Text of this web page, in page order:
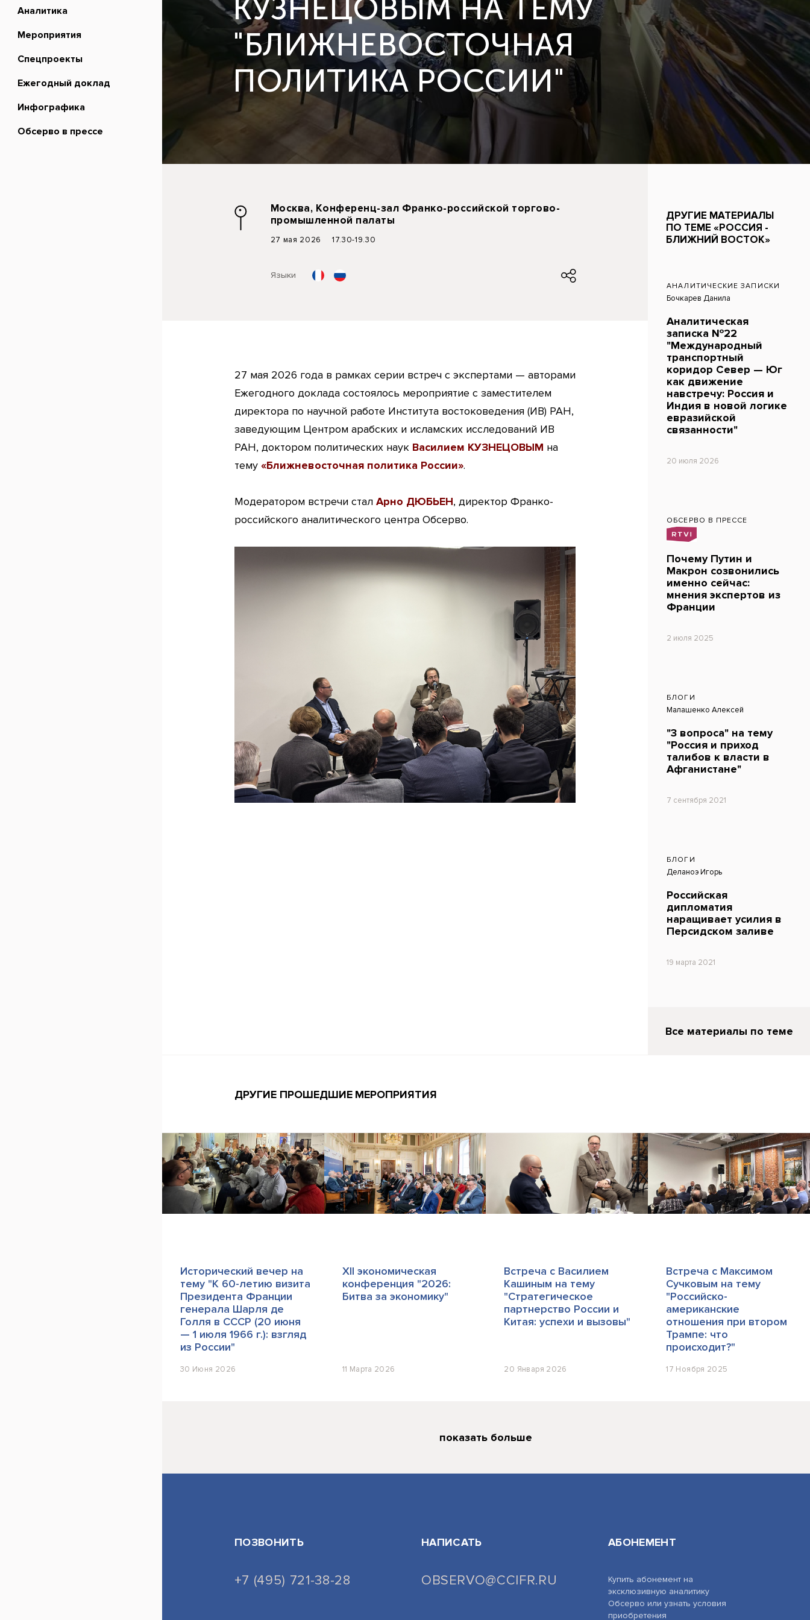
Аналитика
Мероприятия
Спецпроекты
Ежегодный доклад
Инфографика
Обсерво в прессе
КУЗНЕЦОВЫМ НА ТЕМУ
"БЛИЖНЕВОСТОЧНАЯ
ПОЛИТИКА РОССИИ"
Москва, Конференц-зал Франко-российской торгово-
промышленной палаты
27 мая 2026 17.30-19.30
Языки
27 мая 2026 года в рамках серии встреч с экспертами — авторами
Ежегодного доклада состоялось мероприятие с заместителем
директора по научной работе Института востоковедения (ИВ) РАН,
заведующим Центром арабских и исламских исследований ИВ
РАН, доктором политических наук​​​​​​​ Василием КУЗНЕЦОВЫМ на
тему «Ближневосточная политика России»​​​​​.
Модератором встречи стал Арно ДЮБЬЕН, директор Франко-
российского аналитического центра Обсерво.
ДРУГИЕ МАТЕРИАЛЫ
ПО ТЕМЕ «РОССИЯ -
БЛИЖНИЙ ВОСТОК»
АНАЛИТИЧЕСКИЕ ЗАПИСКИ
Бочкарев Данила
Аналитическая
записка №22
"Международный
транспортный
коридор Север — Юг
как движение
навстречу: Россия и
Индия в новой логике
евразийской
связанности"
20 июля 2026
ОБСЕРВО В ПРЕССЕ
Почему Путин и
Макрон созвонились
именно сейчас:
мнения экспертов из
Франции
2 июля 2025
БЛОГИ
Малашенко Алексей
"3 вопроса" на тему
"Россия и приход
талибов к власти в
Афганистане"
7 сентября 2021
БЛОГИ
Деланоэ Игорь
Российская
дипломатия
наращивает усилия в
Персидском заливе
19 марта 2021
Все материалы по теме
ДРУГИЕ ПРОШЕДШИЕ МЕРОПРИЯТИЯ
Исторический вечер на
тему "К 60-летию визита
Президента Франции
генерала Шарля де
Голля в СССР (20 июня
— 1 июля 1966 г.): взгляд
из России"
30 Июня 2026
ХII экономическая
конференция "2026:
Битва за экономику"
11 Марта 2026
Встреча с Василием
Кашиным на тему
"Стратегическое
партнерство России и
Китая: успехи и вызовы"
20 Января 2026
Встреча с Максимом
Сучковым на тему
"Российско-
американские
отношения при втором
Трампе: что
происходит?"
17 Ноября 2025
показать больше
ПОЗВОНИТЬ
+7 (495) 721-38-28
НАПИСАТЬ
OBSERVO@CCIFR.RU
АБОНЕМЕНТ
Купить абонемент на
эксклюзивную аналитику
Обсерво или узнать условия
приобретения